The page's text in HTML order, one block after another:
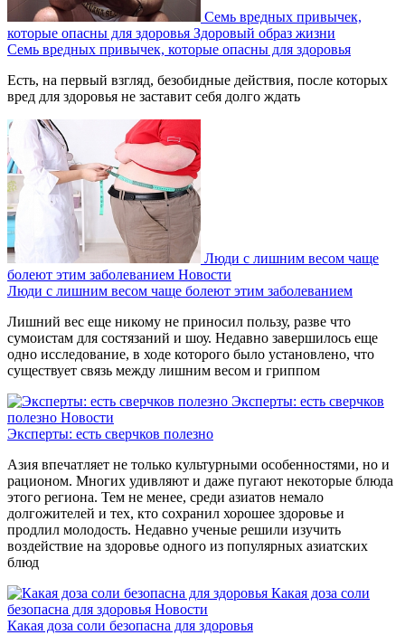
Семь вредных привычек,
которые опасны для здоровья Здоровый образ жизни
Семь вредных привычек, которые опасны для здоровья
Есть, на первый взгляд, безобидные действия, после которых
вред для здоровья не заставит себя долго ждать
Люди с лишним весом чаще
болеют этим заболеванием Новости
Люди с лишним весом чаще болеют этим заболеванием
Лишний вес еще никому не приносил пользу, разве что
сумоистам для состязаний и шоу. Недавно завершилось еще
одно исследование, в ходе которого было установлено, что
существует связь между лишним весом и гриппом
Эксперты: есть сверчков
полезно Новости
Эксперты: есть сверчков полезно
Азия впечатляет не только культурными особенностями, но и
рационом. Многих удивляют и даже пугают некоторые блюда
этого региона. Тем не менее, среди азиатов немало
долгожителей и тех, кто сохранил хорошее здоровье и
продлил молодость. Недавно ученые решили изучить
воздействие на здоровье одного из популярных азиатских
блюд
Какая доза соли
безопасна для здоровья Новости
Какая доза соли безопасна для здоровья